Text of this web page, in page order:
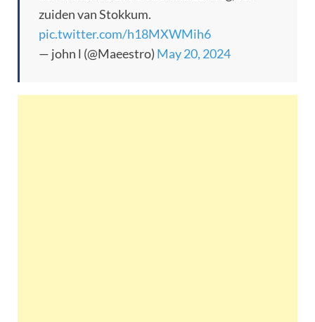
zuiden van Stokkum.
pic.twitter.com/h18MXWMih6
— john l (@Maeestro) May 20, 2024